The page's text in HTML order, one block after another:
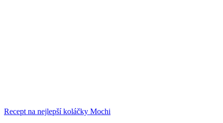
Recept na nejlepší koláčky Mochi